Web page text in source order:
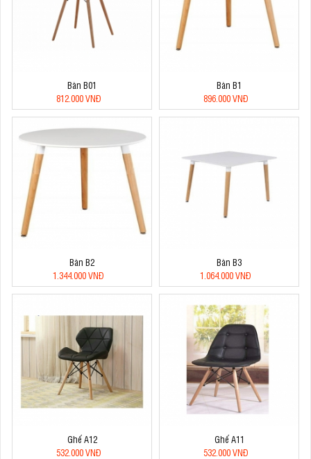
Bàn B01
812.000 VNĐ
Bàn B1
896.000 VNĐ
Bàn B2
1.344.000 VNĐ
Bàn B3
1.064.000 VNĐ
Ghế A12
532.000 VNĐ
Ghế A11
532.000 VNĐ